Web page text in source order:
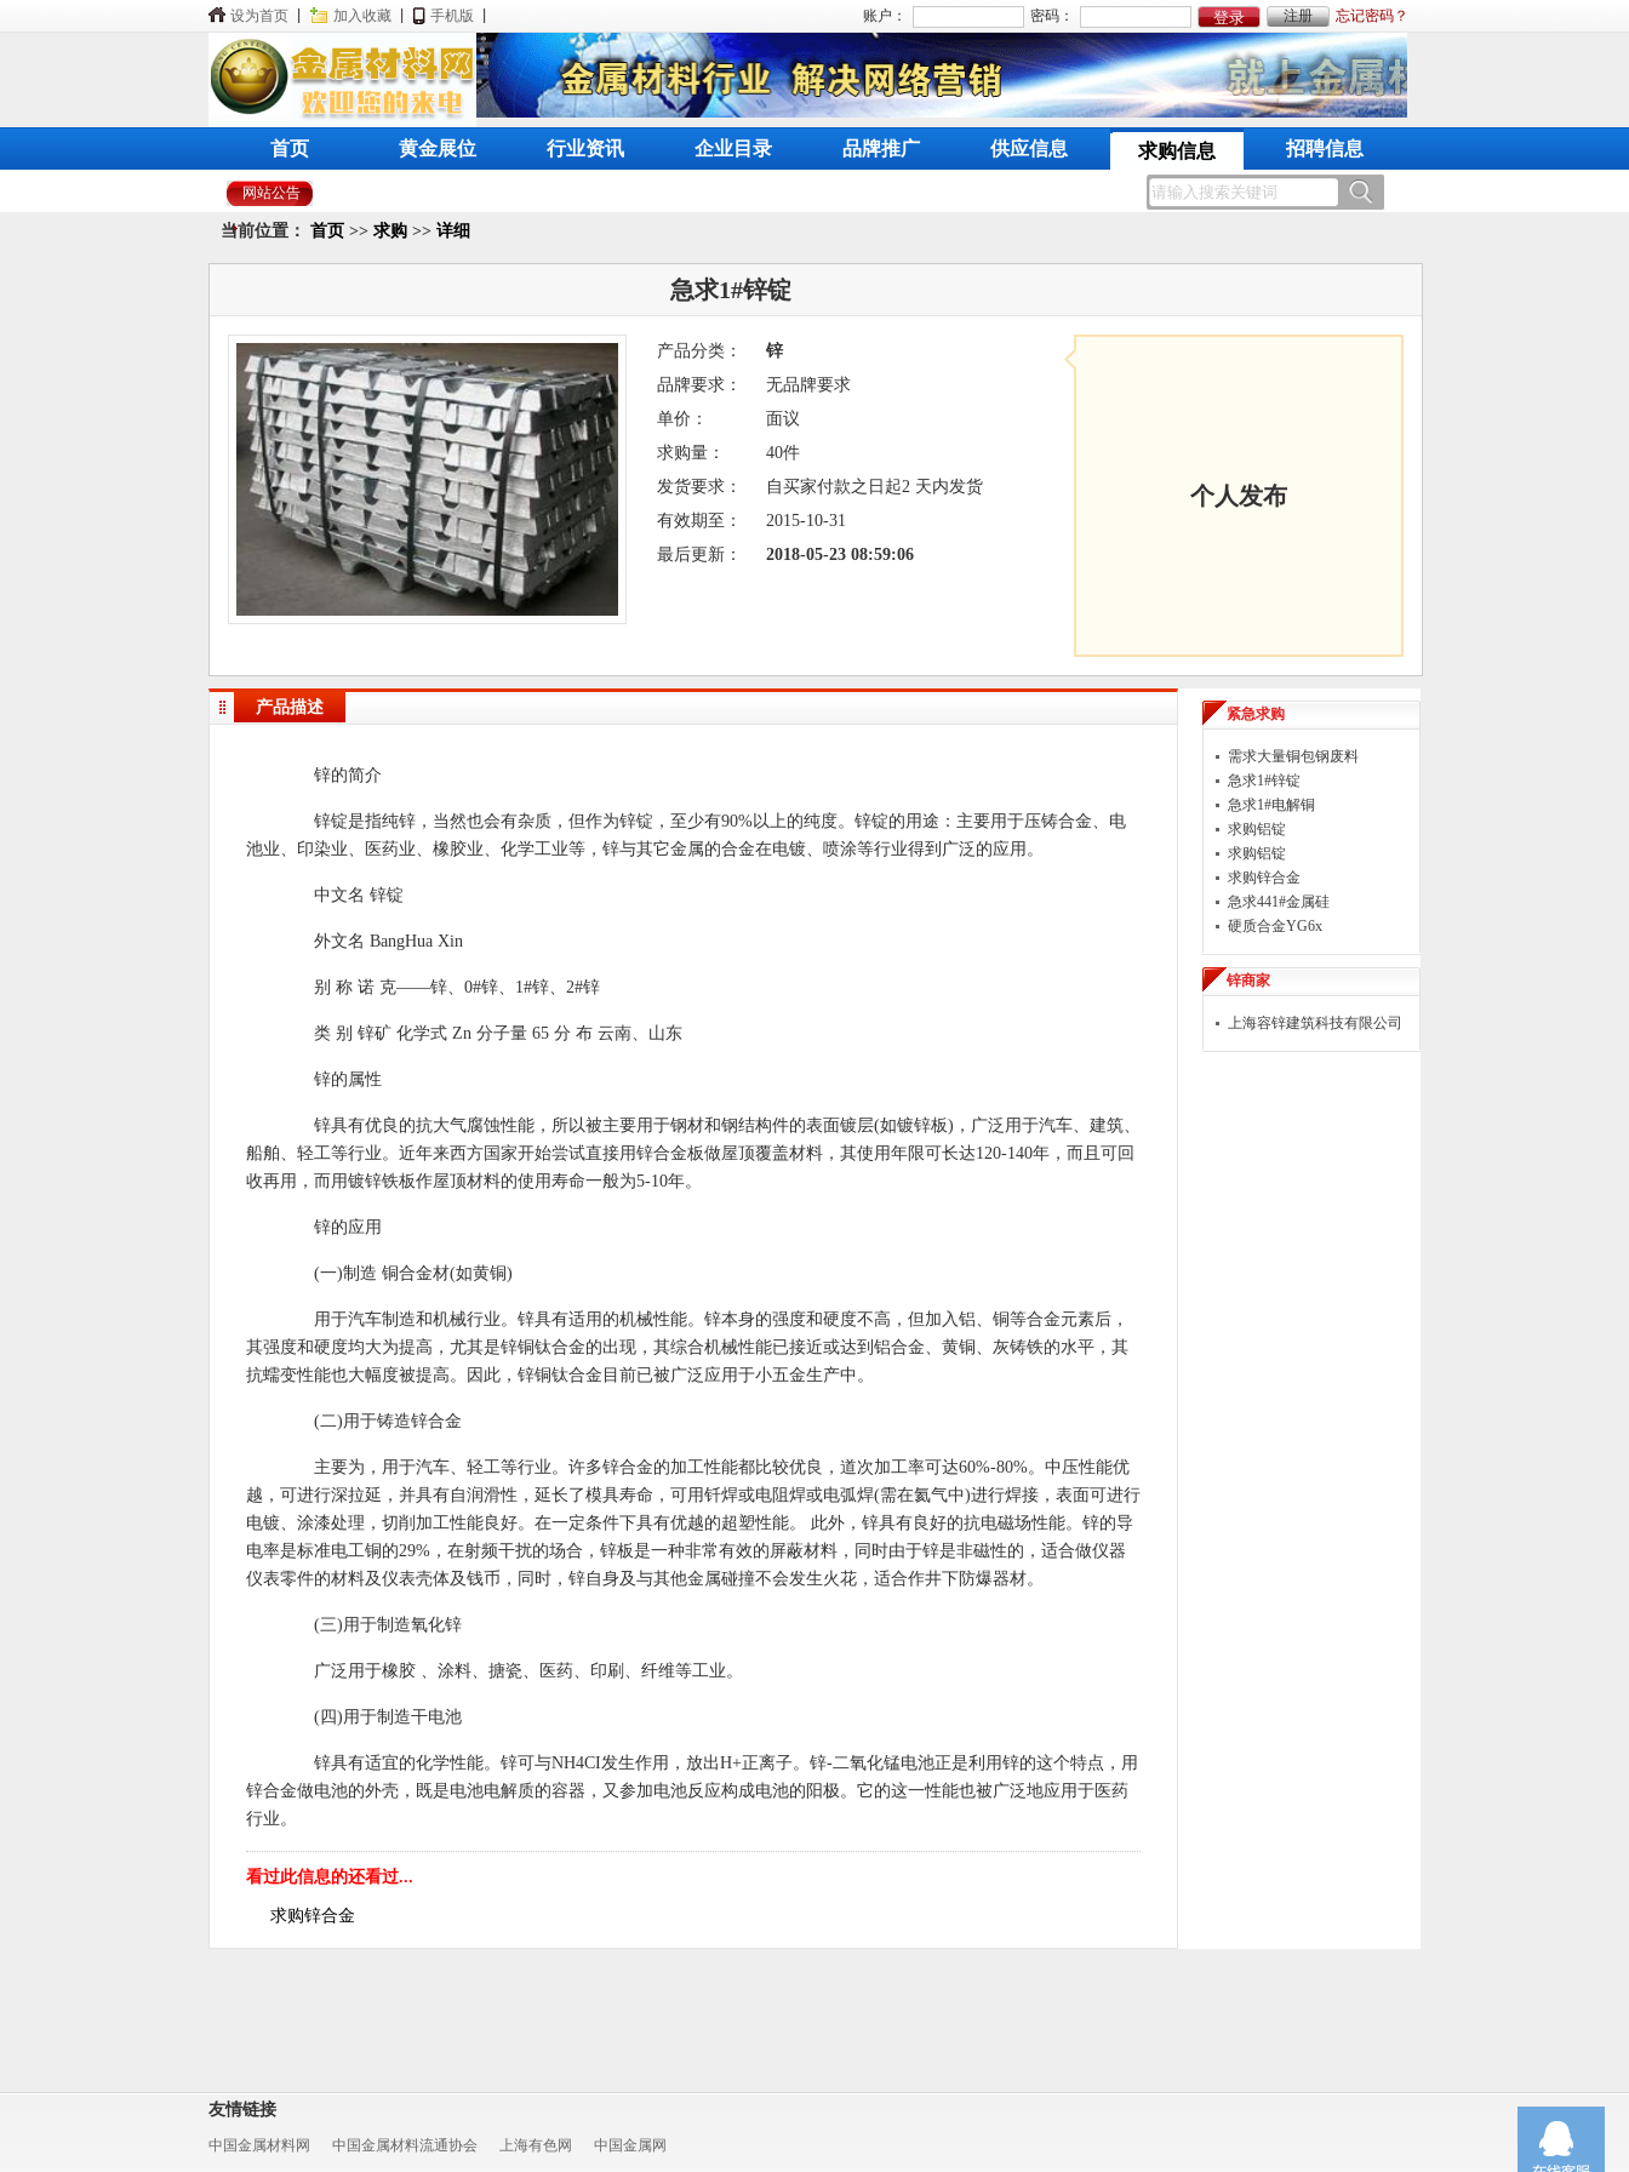
设为首页 加入收藏 手机版 账户： 密码： 注册 忘记密码？
首页 黄金展位 行业资讯 企业目录 品牌推广 供应信息 求购信息 招聘信息
网站公告
当前位置： 首页 >> 求购 >> 详细
急求1#锌锭
产品分类：
锌
品牌要求：
无品牌要求
单价：
面议
求购量：
40件
发货要求：
自买家付款之日起2 天内发货
有效期至：
2015-10-31
最后更新：
2018-05-23 08:59:06
个人发布
产品描述
锌的简介
锌锭是指纯锌，当然也会有杂质，但作为锌锭，至少有90%以上的纯度。锌锭的用途：主要用于压铸合金、电
池业、印染业、医药业、橡胶业、化学工业等，锌与其它金属的合金在电镀、喷涂等行业得到广泛的应用。
中文名 锌锭
外文名 BangHua Xin
别 称 诺 克——锌、0#锌、1#锌、2#锌
类 别 锌矿 化学式 Zn 分子量 65 分 布 云南、山东
锌的属性
锌具有优良的抗大气腐蚀性能，所以被主要用于钢材和钢结构件的表面镀层(如镀锌板)，广泛用于汽车、建筑、
船舶、轻工等行业。近年来西方国家开始尝试直接用锌合金板做屋顶覆盖材料，其使用年限可长达120-140年，而且可回
收再用，而用镀锌铁板作屋顶材料的使用寿命一般为5-10年。
锌的应用
(一)制造 铜合金材(如黄铜)
用于汽车制造和机械行业。锌具有适用的机械性能。锌本身的强度和硬度不高，但加入铝、铜等合金元素后，
其强度和硬度均大为提高，尤其是锌铜钛合金的出现，其综合机械性能已接近或达到铝合金、黄铜、灰铸铁的水平，其
抗蠕变性能也大幅度被提高。因此，锌铜钛合金目前已被广泛应用于小五金生产中。
(二)用于铸造锌合金
主要为，用于汽车、轻工等行业。许多锌合金的加工性能都比较优良，道次加工率可达60%-80%。中压性能优
越，可进行深拉延，并具有自润滑性，延长了模具寿命，可用钎焊或电阻焊或电弧焊(需在氦气中)进行焊接，表面可进行
电镀、涂漆处理，切削加工性能良好。在一定条件下具有优越的超塑性能。 此外，锌具有良好的抗电磁场性能。锌的导
电率是标准电工铜的29%，在射频干扰的场合，锌板是一种非常有效的屏蔽材料，同时由于锌是非磁性的，适合做仪器
仪表零件的材料及仪表壳体及钱币，同时，锌自身及与其他金属碰撞不会发生火花，适合作井下防爆器材。
(三)用于制造氧化锌
广泛用于橡胶 、涂料、搪瓷、医药、印刷、纤维等工业。
(四)用于制造干电池
锌具有适宜的化学性能。锌可与NH4CI发生作用，放出H+正离子。锌-二氧化锰电池正是利用锌的这个特点，用
锌合金做电池的外壳，既是电池电解质的容器，又参加电池反应构成电池的阳极。它的这一性能也被广泛地应用于医药
行业。
看过此信息的还看过...
求购锌合金
紧急求购
需求大量铜包钢废料
急求1#锌锭
急求1#电解铜
求购铝锭
求购铝锭
求购锌合金
急求441#金属硅
硬质合金YG6x
锌商家
上海容锌建筑科技有限公司
友情链接
中国金属材料网 中国金属材料流通协会 上海有色网 中国金属网